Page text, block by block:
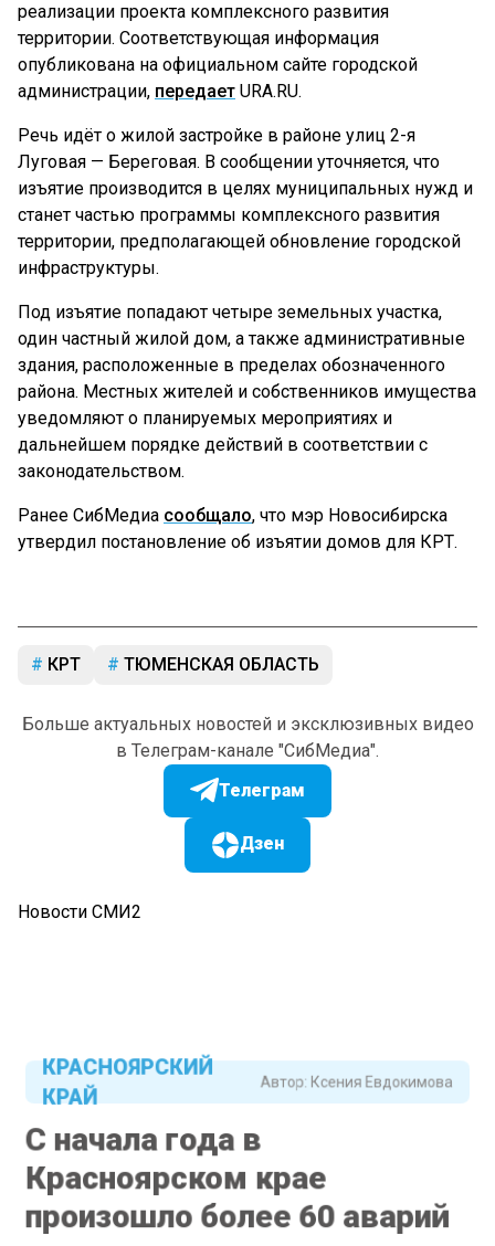
реализации проекта комплексного развития
территории. Соответствующая информация
опубликована на официальном сайте городской
администрации, передает URA.RU.
Речь идёт о жилой застройке в районе улиц 2-я
Луговая — Береговая. В сообщении уточняется, что
изъятие производится в целях муниципальных нужд и
станет частью программы комплексного развития
территории, предполагающей обновление городской
инфраструктуры.
Под изъятие попадают четыре земельных участка,
один частный жилой дом, а также административные
здания, расположенные в пределах обозначенного
района. Местных жителей и собственников имущества
уведомляют о планируемых мероприятиях и
дальнейшем порядке действий в соответствии с
законодательством.
Ранее СибМедиа сообщало, что мэр Новосибирска
утвердил постановление об изъятии домов для КРТ.
КРТ ТЮМЕНСКАЯ ОБЛАСТЬ
Больше актуальных новостей и эксклюзивных видео
в Телеграм-канале "СибМедиа".
Телеграм
Дзен
Новости СМИ2
КРАЙ
С начала года в
Красноярском крае
произошло более 60 аварий
с мотоциклистами